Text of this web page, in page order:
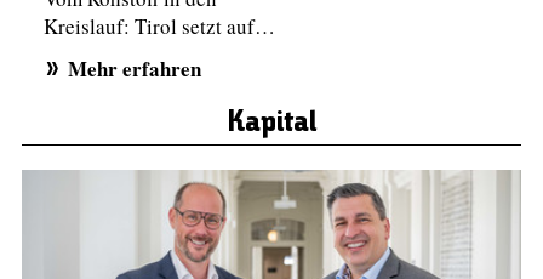
Kreislauf: Tirol setzt auf…
Mehr erfahren
Kapital